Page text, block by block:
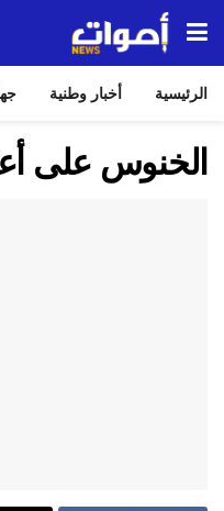
الرئيسية أخبار وطنية
الخنوس على